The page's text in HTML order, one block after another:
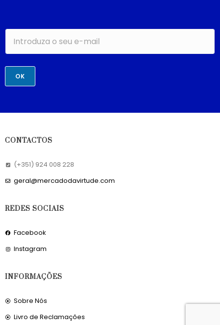
OK
CONTACTOS
(+351) 924 008 228
geral@mercadodavirtude.com
REDES SOCIAIS
Facebook
Instagram
INFORMAÇÕES
Sobre Nós
Livro de Reclamações